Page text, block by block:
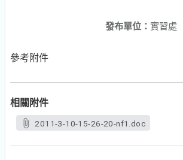
發布單位： 實習處
參考附件
相關附件
2011-3-10-15-26-20-nf1.doc